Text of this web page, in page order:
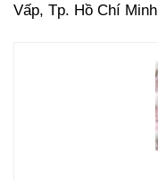
Vấp, Tp. Hồ Chí Minh